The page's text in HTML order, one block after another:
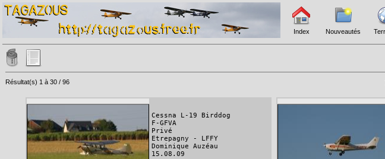
Index Nouveautés
Résultat(s) 1 à 30 / 96
Cessna L-19 Birddog
F-GFVA
Privé
Etrepagny - LFFY
Dominique Auzéau
15.08.09